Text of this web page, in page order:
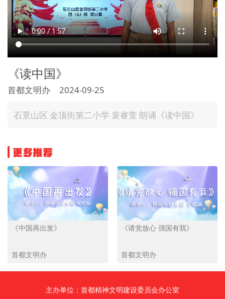
未成年人思想道德建设
榜样人物
+
身边好人
文明评论
北京宣传文化引导基金
专题
资料库
+
《读中国》
首都文明办 2024-09-25
石景山区 金顶街第二小学 裴睿萱 朗诵《读中国》
更多推荐
《中国再出发》
首都文明办
《请党放心 强国有我》
首都文明办
主办单位：首都精神文明建设委员会办公室